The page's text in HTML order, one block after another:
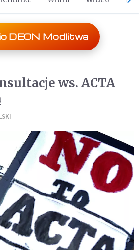
DEON Modlitwa
ws. ACTA